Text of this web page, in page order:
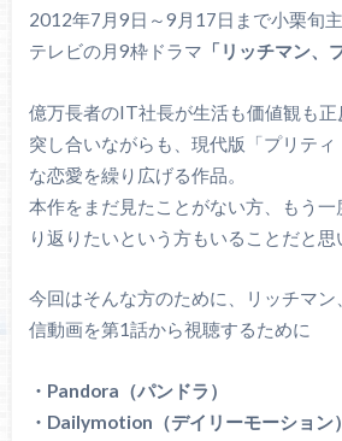
2012年7月9日～9月17日まで小栗旬
テレビの月9枠ドラマ 「リッチマン、
億万長者のIT社長が生活も価値観も
突し合いながらも、現代版「プリティ
な恋愛を繰り広げる作品。
本作をまだ見たことがない方、もう
り返りたいという方もいることだと思
今回はそんな方のために、リッチマ
信動画を第1話から視聴するために
・Pandora（パンドラ）
・Dailymotion（デイリーモーション）